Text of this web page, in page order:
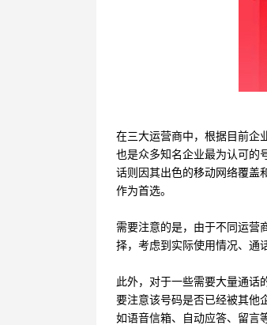
在三大运营商中，根据目前企
也是众多知名企业最为认可的
话则因其出色的移动网络覆盖
作为首选。
需要注意的是，由于不同运营
择，考虑到实际使用情况、通
此外，对于一些需要大量通话
要注意该号码是否已经被其他
如语音信箱、自动应答、留言